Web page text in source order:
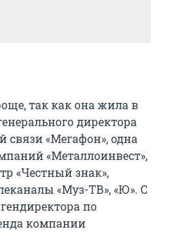
так как она жила в
директора
связи «Мегафон», одна
«Металлоинвест»,
«Честный знак»,
«Муз-ТВ», «Ю». С
по
компании